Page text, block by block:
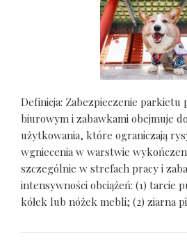
Definicja: Zabezpieczenie parkietu
biurowym i zabawkami obejmuje
użytkowania, które ograniczają
wgniecenia w warstwie
szczególnie w strefach pracy i
intensywności obciążeń: (1) tarcie
kółek lub nóżek mebli; (2) ziarna